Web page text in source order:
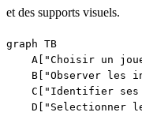
et des supports visuels.
graph TB
A["Choisir un
B["Observer les
C["Identifier ses
D["Selectionner